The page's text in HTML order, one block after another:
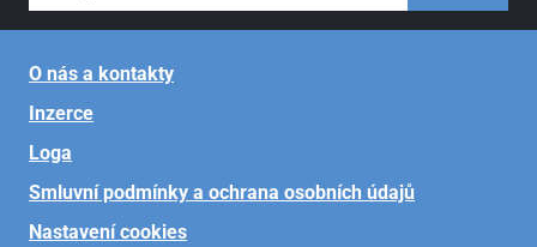
O nás a kontakty
Inzerce
Loga
Smluvní podmínky a ochrana osobních údajů
Nastavení cookies